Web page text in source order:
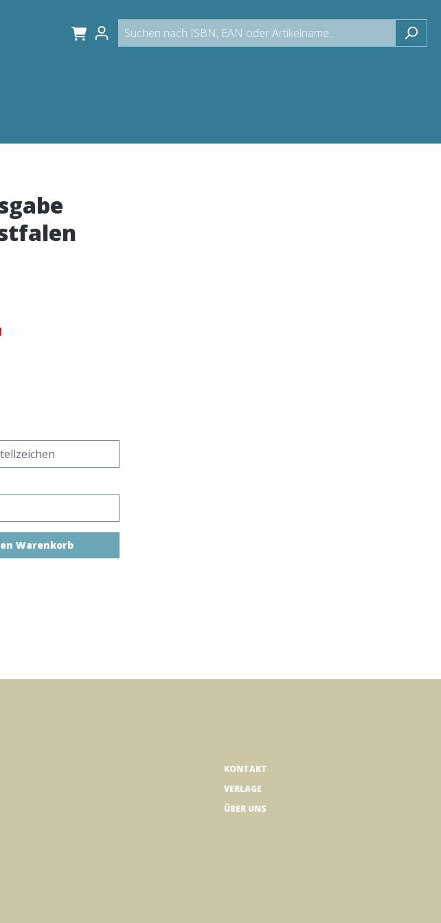
gewünschten Wert ein oder benutze die
Warenkorb
KONTAKT
VERLAGE
ÜBER UNS